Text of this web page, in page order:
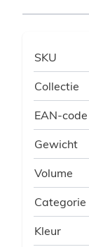
SKU
Collectie
EAN-code
Gewicht
Volume
Categorie
Kleur